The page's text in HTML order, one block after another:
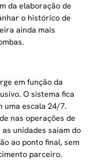
da elaboração de
o histórico de
ainda mais
em função da
O sistema fica
uma escala 24/7.
nas operações de
unidades saiam do
ao ponto final, sem
parceiro.